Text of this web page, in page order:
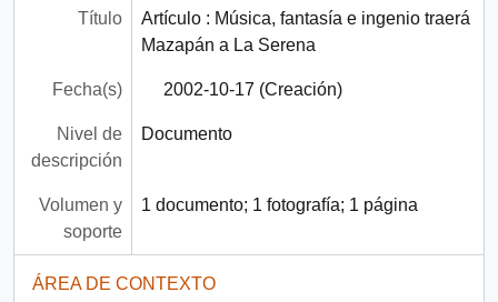
Título
Artículo : Música, fantasía e ingenio traerá
Mazapán a La Serena
Fecha(s) 2002-10-17 (Creación)
Nivel de
descripción
Documento
Volumen y
soporte
1 documento; 1 fotografía; 1 página
ÁREA DE CONTEXTO